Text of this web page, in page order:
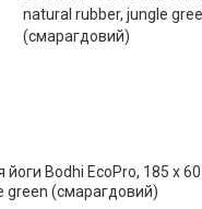
йоги Bodhi EcoPro, 185 x
green (смарагдовий)